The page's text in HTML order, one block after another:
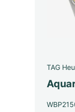
TAG